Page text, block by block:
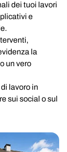
dei tuoi lavori
e
la
un vero
lavoro in
sui social o sul